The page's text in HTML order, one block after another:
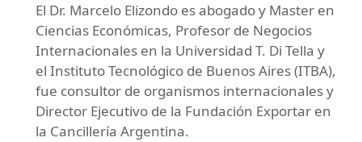
El Dr. Marcelo Elizondo es abogado y Master en
Ciencias Económicas, Profesor de Negocios
Internacionales en la Universidad T. Di Tella y
el Instituto Tecnológico de Buenos Aires (ITBA),
fue consultor de organismos internacionales y
Director Ejecutivo de la Fundación Exportar en
la Cancillería Argentina.